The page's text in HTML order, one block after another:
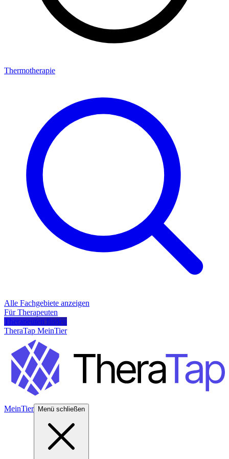
Thermotherapie
Alle Fachgebiete anzeigen
Für Therapeuten
Therapeuten finden
TheraTap MeinTier
MeinTier Menü schließen